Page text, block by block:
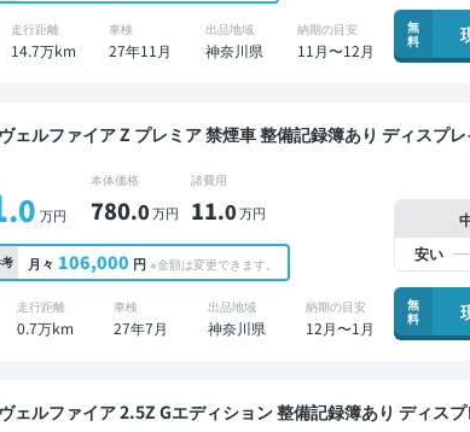
走行距離
14.7万km
車検
27年11月
出品地域
神奈川県
納期の目安
11月〜12月
無
料
Z プレミア 禁煙車 整備記録簿あり ディスプレイオーディオ ※ナビキット
ートキー ETC サンルーフ 電動バックドア バックモニター
突軽減 両側電動スライドドア 7人乗り
.0 万円
本体価格
780.0万円
諸費用
11.0万円
月々 106,000 円 ※金額は変更できます。
走行距離
0.7万km
車検
27年7月
出品地域
神奈川県
納期の目安
12月〜1月
無
料
イア 2.5Z Gエディション 整備記録簿あり ディスプレイオーディオ ※ナビキッ